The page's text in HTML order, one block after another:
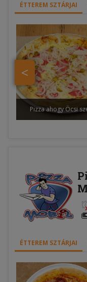
ÉTTEREM SZTÁRJAI
<
Pizza ahogy Öcsi
ÉTTEREM SZTÁRJAI